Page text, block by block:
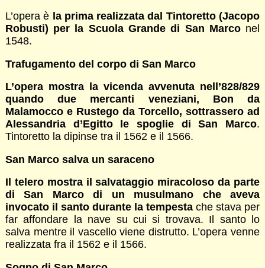
L’opera è la prima realizzata dal Tintoretto (Jacopo
Robusti) per la Scuola Grande di San Marconel
1548.
Trafugamento del corpo di San Marco
L’opera mostra la vicenda avvenuta nell’828/829
quando due mercanti veneziani, Bon da
Malamocco e Rustego da Torcello, sottrassero ad
Alessandria d’Egitto le spoglie di San Marco.
Tintoretto la dipinse tra il 1562 e il 1566.
San Marco salva un saraceno
Il telero mostra il salvataggio miracoloso da parte
di San Marco di un musulmano che aveva
invocato il santo durante la tempesta che stava per
far affondare la nave su cui si trovava. Il santo lo
salva mentre il vascello viene distrutto. L’opera venne
realizzata fra il 1562 e il 1566.